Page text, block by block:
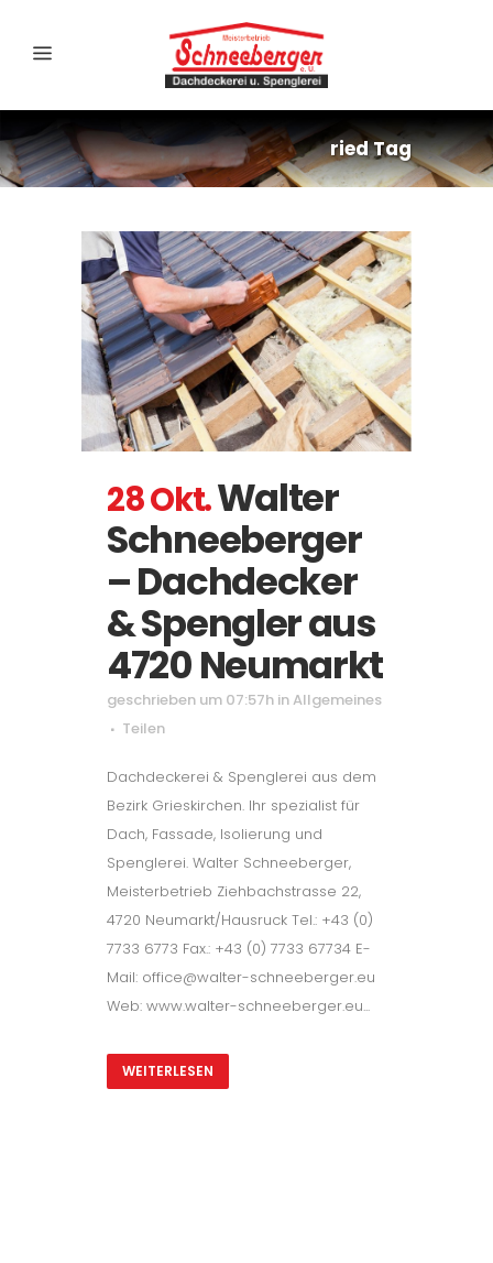
ried Tag
28 Okt.Walter
Schneeberger
– Dachdecker
& Spengler aus
4720 Neumarkt
geschrieben um 07:57h inAllgemeines
Teilen
Dachdeckerei & Spenglerei aus dem
Bezirk Grieskirchen. Ihr spezialist für
Dach, Fassade, Isolierung und
Spenglerei. Walter Schneeberger,
Meisterbetrieb Ziehbachstrasse 22,
4720 Neumarkt/Hausruck Tel.: +43 (0)
7733 6773 Fax.: +43 (0) 7733 67734 E-
Mail: office@walter-schneeberger.eu
Web: www.walter-schneeberger.eu...
WEITERLESEN